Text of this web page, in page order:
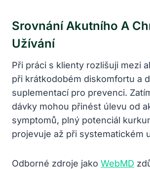
Srovnání Akutního A
Užívání
Při práci s klienty rozlišuji mezi
při krátkodobém diskomfortu a
suplementací pro prevenci.
dávky mohou přinést úlevu od
symptomů, plný potenciál
projevuje až při systematickém
Odborné zdroje jako WebMD